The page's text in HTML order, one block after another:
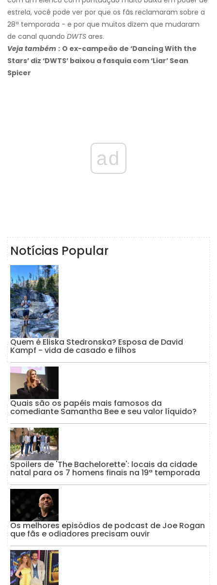
estrela, você pode ver por que os fãs reclamaram sobre a
28ª temporada - e por que muitos dizem que mudaram
de canal quando DWTS ares.
Veja também : O ex-campeão de ‘Dancing With the
Stars’ diz ‘DWTS’ baixou a fasquia com ‘Liar’ Sean
Spicer
ad
Notícias Popular
Quem é Eliska Stedronska? Esposa de David
Kampf - vida de casado e filhos
Quais são os papéis mais famosos da
comediante Samantha Bee e seu valor líquido?
Spoilers de 'The Bachelorette': locais da cidade
natal para os 7 homens finais na 19ª temporada
Os melhores episódios de podcast de Joe Rogan
que fãs e odiadores precisam ouvir